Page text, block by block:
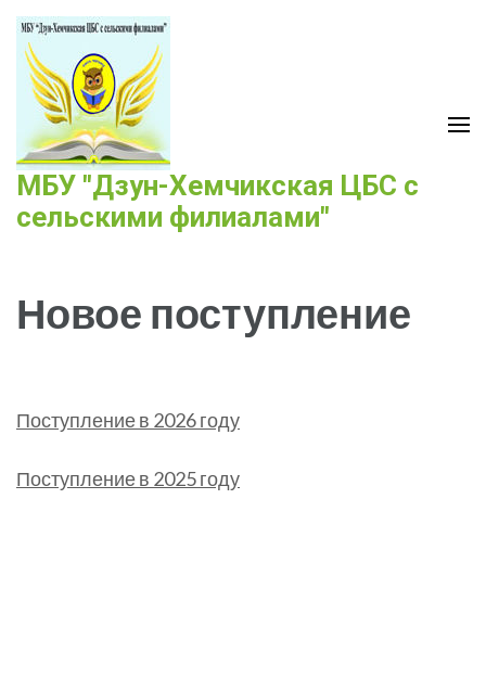
Перейти
содержимому
(нажмите
Enter)
МБУ "Дзун-Хемчикская ЦБС с
сельскими филиалами"
Новое поступление
Поступление в 2026 году
Поступление в 2025 году